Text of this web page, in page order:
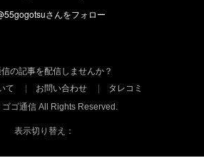
の記事を配信しませんか？
て
お問い合わせ
タレコミ
ゴ通信 All Rights Reserved.
表示切り替え：